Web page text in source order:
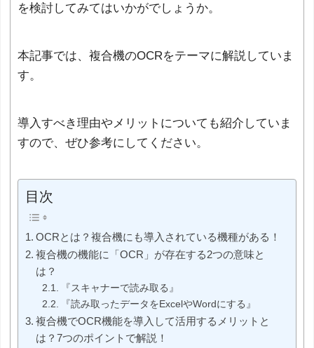
を検討してみてはいかがでしょうか。
本記事では、複合機のOCRをテーマに解説していま
す。
導入すべき理由やメリットについても紹介していま
すので、ぜひ参考にしてください。
目次
OCRとは？複合機にも導入されている機種がある！
複合機の機能に「OCR」が存在する2つの意味と
は？
『スキャナーで読み取る』
『読み取ったデータをExcelやWordにする』
複合機でOCR機能を導入して活用するメリットと
は？7つのポイントで解説！